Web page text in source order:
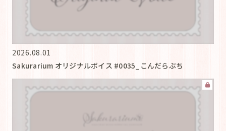
2026.08.01
Sakurarium オリジナルボイス #0035_こんだらぶち